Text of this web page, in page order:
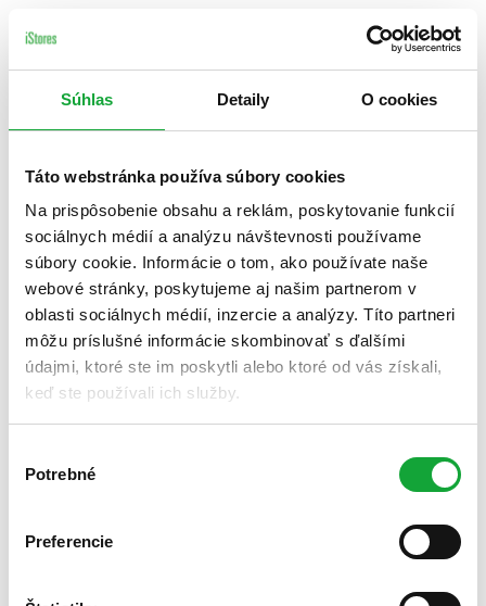
Súhlas Detaily O cookies
Táto webstránka používa súbory cookies
Na prispôsobenie obsahu a reklám, poskytovanie funkcií
sociálnych médií a analýzu návštevnosti používame
súbory cookie. Informácie o tom, ako používate naše
webové stránky, poskytujeme aj našim partnerom v
oblasti sociálnych médií, inzercie a analýzy. Títo partneri
môžu príslušné informácie skombinovať s ďalšími
údajmi, ktoré ste im poskytli alebo ktoré od vás získali,
keď ste používali ich služby.
súhlasu
Potrebné
Preferencie